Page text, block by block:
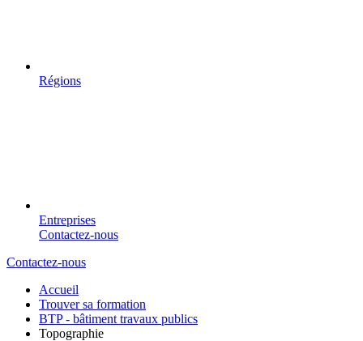
Régions
Entreprises
Contactez-nous
Contactez-nous
Accueil
Trouver sa formation
BTP - bâtiment travaux publics
Topographie